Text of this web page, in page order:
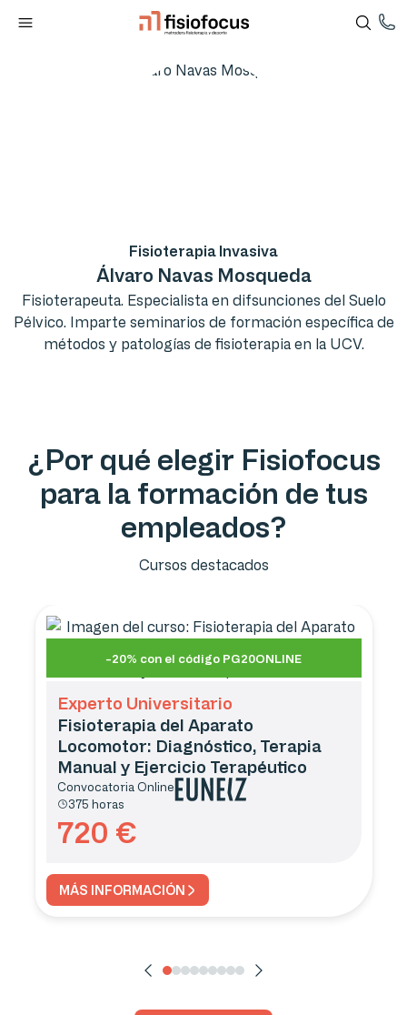
Fisioterapia Invasiva
Álvaro Navas Mosqueda
Fisioterapeuta. Especialista en difsunciones del Suelo
Pélvico. Imparte seminarios de formación específica de
métodos y patologías de fisioterapia en la UCV.
¿Por qué elegir Fisiofocus
para la formación de tus
empleados?
Cursos destacados
-20% con el código PG20ONLINE
Experto Universitario
Fisioterapia del Aparato
Locomotor: Diagnóstico, Terapia
Manual y Ejercicio Terapéutico
Convocatoria Online
375 horas
720 €
MÁS INFORMACIÓN